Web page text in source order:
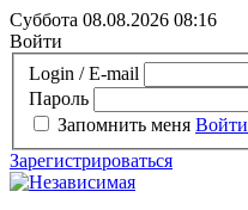
Суббота 08.08.2026 08:16
Войти
Login / E-mail
Пароль
Запомнить меня Войти
Зарегистрироваться